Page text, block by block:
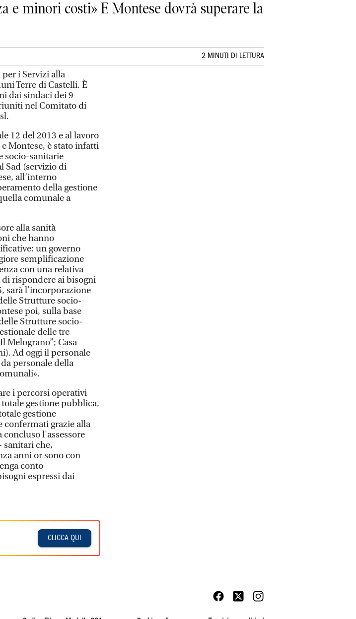
e minori costi» E Montese dovrà superare la
2 MINUTI DI LETTURA
per i Servizi alla
Terre di Castelli. È
dai sindaci dei 9
nel Comitato di
12 del 2013 e al lavoro
Montese, è stato infatti
socio-sanitarie
Sad (servizio di
all’interno
della gestione
comunale a
alla sanità
che hanno
un governo
semplificazione
con una relativa
rispondere ai bisogni
sarà l’incorporazione
Strutture socio-
poi, sulla base
Strutture socio-
delle tre
Casa
Ad oggi il personale
personale della
i percorsi operativi
gestione pubblica,
gestione
confermati grazie alla
l'assessore
sanitari che,
anni or sono con
conto
espressi dai
CLICCA QUI